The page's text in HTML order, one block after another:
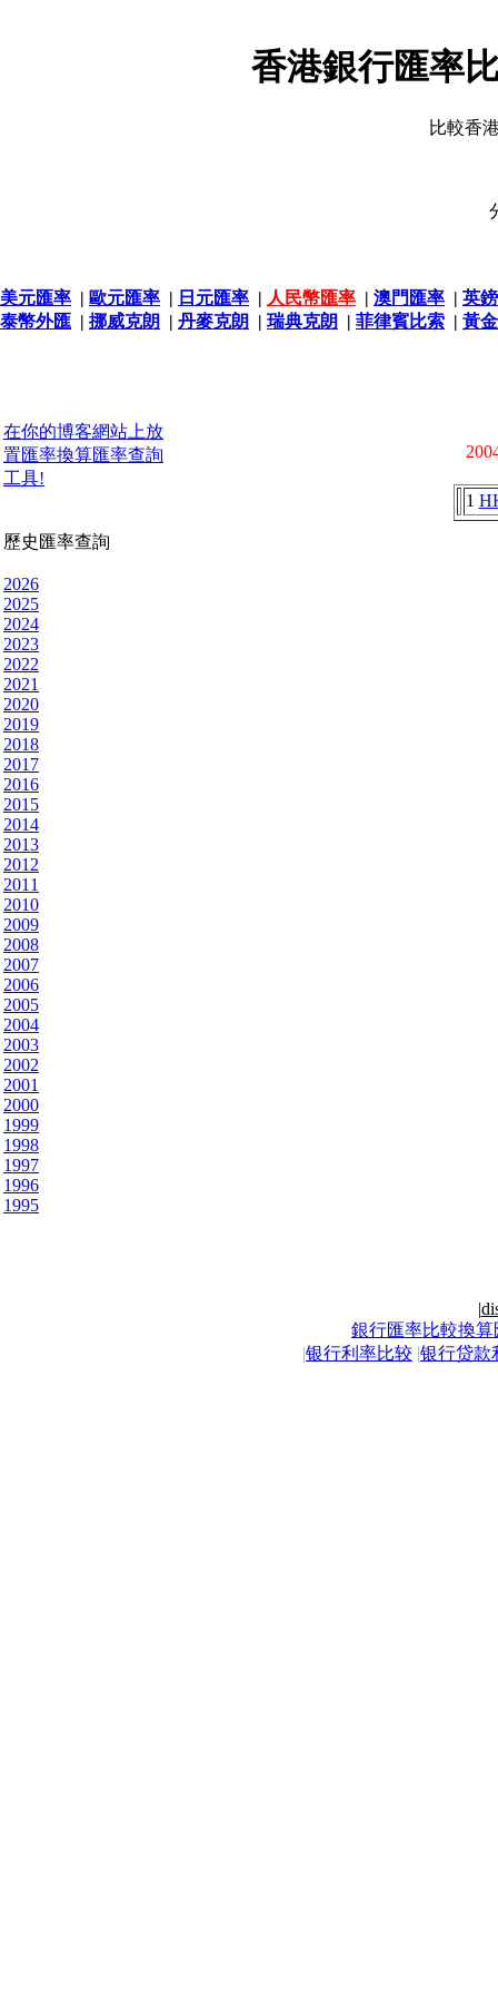
香港銀行匯率
比較香
美元匯率 | 歐元匯率 | 日元匯率 | 人民幣匯率 | 澳門匯率 | 英
泰幣外匯 | 挪威克朗 | 丹麥克朗 | 瑞典克朗 | 菲律賓比索 | 黃
在你的博客網站上放
置匯率換算匯率查詢
工具!
歷史匯率查詢
2026
2025
2024
2023
2022
2021
2020
2019
2018
2017
2016
2015
2014
2013
2012
2011
2010
2009
2008
2007
2006
2005
2004
2003
2002
2001
2000
1999
1998
1997
1996
1995
1
|
銀行匯率比較換算
|银行利率比较 |银行贷款